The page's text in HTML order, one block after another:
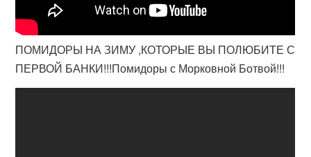
ПОМИДОРЫ НА ЗИМУ ,КОТОРЫЕ ВЫ ПОЛЮБИТЕ С
ПЕРВОЙ БАНКИ!!!Помидоры с Морковной Ботвой!!!